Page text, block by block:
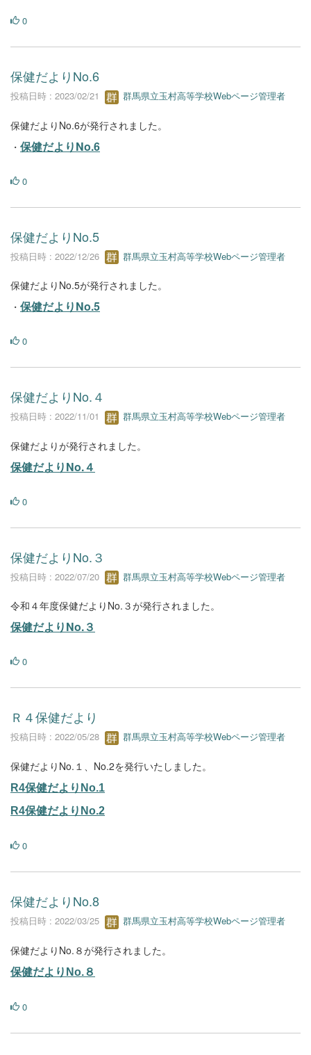
0
保健だよりNo.6
投稿日時 : 2023/02/21 群馬県立玉村高等学校Webページ管理者
保健だよりNo.6が発行されました。
・ 保健だよりNo.6
0
保健だよりNo.5
投稿日時 : 2022/12/26 群馬県立玉村高等学校Webページ管理者
保健だよりNo.5が発行されました。
・ 保健だよりNo.5
0
保健だよりNo.４
投稿日時 : 2022/11/01 群馬県立玉村高等学校Webページ管理者
保健だよりが発行されました。
保健だよりNo.４
0
保健だよりNo.３
投稿日時 : 2022/07/20 群馬県立玉村高等学校Webページ管理者
令和４年度保健だよりNo.３が発行されました。
保健だよりNo.３
0
Ｒ４保健だより
投稿日時 : 2022/05/28 群馬県立玉村高等学校Webページ管理者
保健だよりNo.１、No.2を発行いたしました。
R4保健だよりNo.1
R4保健だよりNo.2
0
保健だよりNo.8
投稿日時 : 2022/03/25 群馬県立玉村高等学校Webページ管理者
保健だよりNo.８が発行されました。
保健だよりNo.８
0